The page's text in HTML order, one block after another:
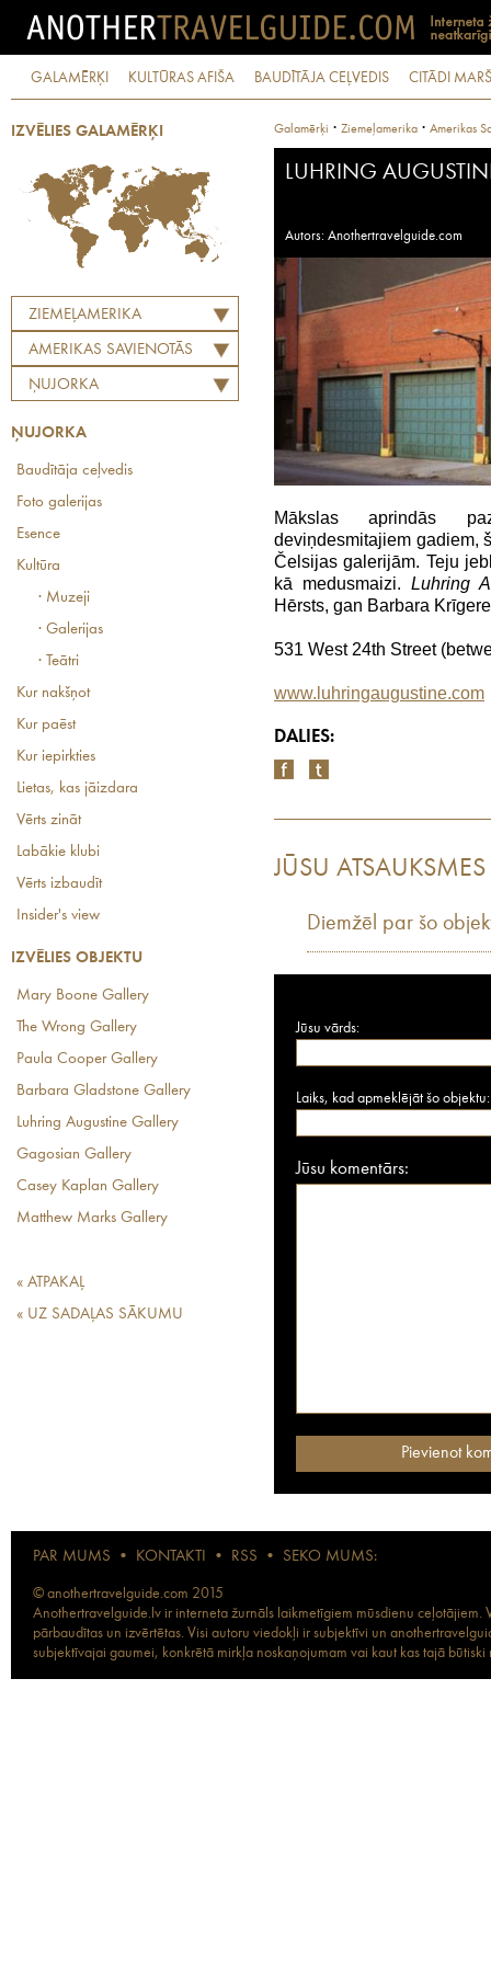
GALAMĒRĶI KULTŪRAS AFIŠA BAUDĪTĀJA CEĻVEDIS CITĀDI
IZVĒLIES GALAMĒRĶI
ZIEMEĻAMERIKA
AMERIKAS SAVIENOTĀS
VALSTIS
ŅUJORKA
ŅUJORKA
Baudītāja ceļvedis
Foto galerijas
Esence
Kultūra
· Muzeji
· Galerijas
· Teātri
Kur nakšņot
Kur paēst
Kur iepirkties
Lietas, kas jāizdara
Vērts zināt
Labākie klubi
Vērts izbaudīt
Insider's view
IZVĒLIES OBJEKTU
Mary Boone Gallery
The Wrong Gallery
Paula Cooper Gallery
Barbara Gladstone Gallery
Luhring Augustine Gallery
Gagosian Gallery
Casey Kaplan Gallery
Matthew Marks Gallery
« ATPAKAĻ
« UZ SADAĻAS SĀKUMU
Galamērķi · Ziemeļamerika · Amerikas
LUHRING
Autors: Anothertravelguide.com
Mākslas aprindās
deviņdesmitajiem gadiem,
Čelsijas galerijām. Teju
kā medusmaizi. Luhring
Hērsts, gan Barbara
531 West 24th Street
www.luhringaugustine.com
DALIES:
JŪSU ATSAUKSMES
Diemžēl par šo
Jūsu vārds:
Laiks, kad apmeklējāt šo objektu:
Jūsu komentārs:
PAR MUMS • KONTAKTI • RSS • SEKO MUMS:
© anothertravelguide.com 2015
Anothertravelguide.lv ir interneta žurnāls laikmetīgiem mūsdienu
pārbaudītas un izvērtētas. Visi autoru viedokļi ir subjektīvi un
subjektīvajai gaumei, konkrētā mirkļa noskaņojumam vai kaut kas tajā